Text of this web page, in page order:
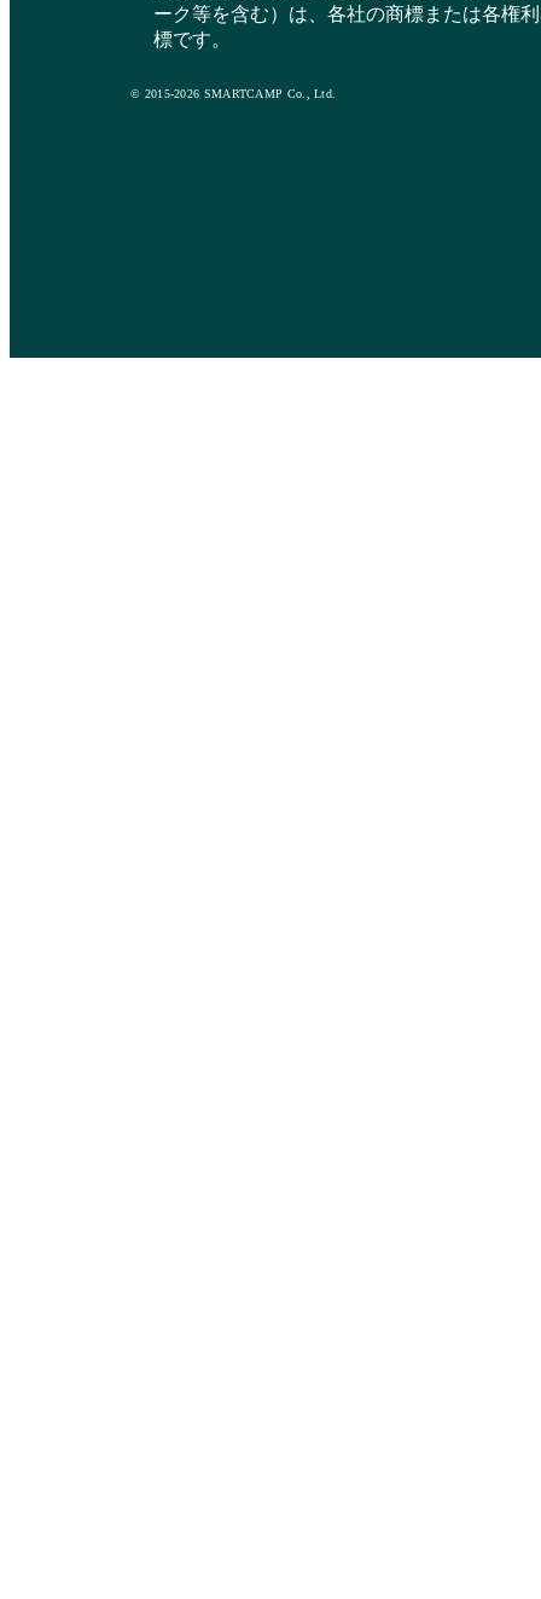
ーク等を含む）は、各社の商標または各権
標です。
© 2015-2026 SMARTCAMP Co., Ltd.